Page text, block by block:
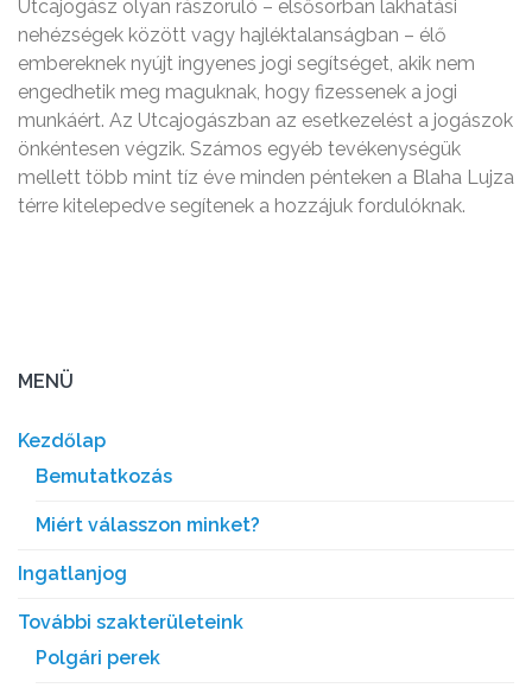
Utcajogász olyan rászoruló – elsősorban lakhatási
nehézségek között vagy hajléktalanságban – élő
embereknek nyújt ingyenes jogi segítséget, akik nem
engedhetik meg maguknak, hogy fizessenek a jogi
munkáért. Az Utcajogászban az esetkezelést a jogászok
önkéntesen végzik. Számos egyéb tevékenységük
mellett több mint tíz éve minden pénteken a Blaha Lujza
térre kitelepedve segítenek a hozzájuk fordulóknak.
MENÜ
Kezdőlap
Bemutatkozás
Miért válasszon minket?
Ingatlanjog
További szakterületeink
Polgári perek